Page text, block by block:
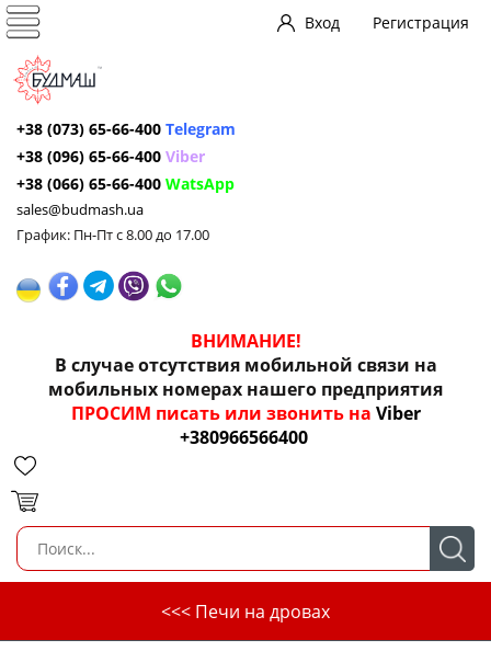
Вход Регистрация
+38 (073) 65-66-400 Telegram
+38 (096) 65-66-400 Viber
+38 (066) 65-66-400 WatsApp
sales@budmash.ua
График: Пн-Пт с 8.00 до 17.00
ВНИМАНИЕ!
В случае отсутствия мобильной связи на
мобильных номерах нашего предприятия
ПРОСИМ писать или звонить на Viber
+380966566400
<<< Печи на дровах